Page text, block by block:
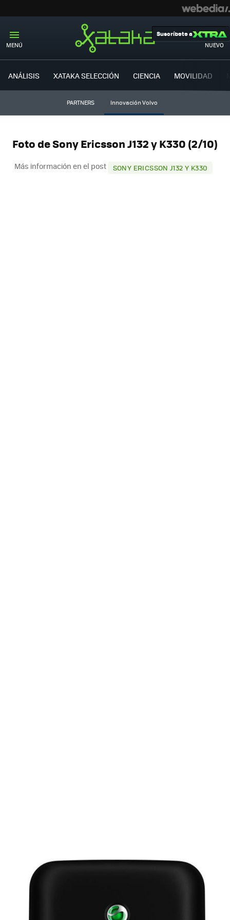
MENÚ NUEVO
Suscríbete a
ANÁLISIS XATAKA SELECCIÓN CIENCIA MOVILIDAD
PARTNERS Innovación Volvo
Foto de Sony Ericsson J132 y K330 (2/10)
Más información en el post SONY ERICSSON J132 Y K330